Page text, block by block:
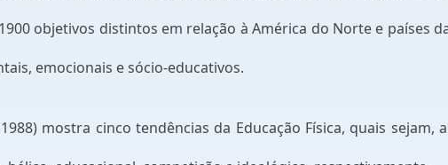
objetivos distintos em relação à América do Norte e países
emocionais e sócio-educativos.
mostra cinco tendências da Educação Física, quais